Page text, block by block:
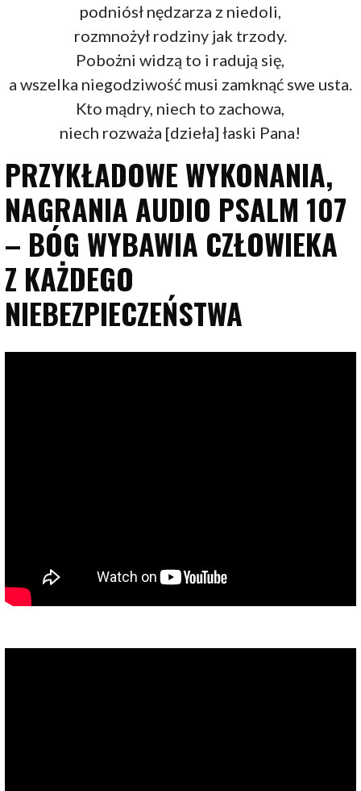
podniósł nędzarza z niedoli,
rozmnożył rodziny jak trzody.
Pobożni widzą to i radują się,
a wszelka niegodziwość musi zamknąć swe usta.
Kto mądry, niech to zachowa,
niech rozważa [dzieła] łaski Pana!
PRZYKŁADOWE WYKONANIA,
NAGRANIA AUDIO PSALM 107
– BÓG WYBAWIA CZŁOWIEKA
Z KAŻDEGO
NIEBEZPIECZEŃSTWA